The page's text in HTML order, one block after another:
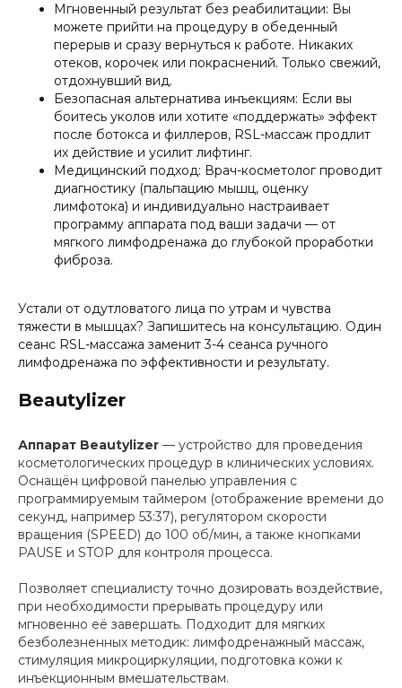
Мгновенный результат без реабилитации: Вы
можете прийти на процедуру в обеденный
перерыв и сразу вернуться к работе. Никаких
отеков, корочек или покраснений. Только свежий,
отдохнувший вид.
Безопасная альтернатива инъекциям: Если вы
боитесь уколов или хотите «поддержать» эффект
после ботокса и филлеров, RSL-массаж продлит
их действие и усилит лифтинг.
Медицинский подход: Врач-косметолог проводит
диагностику (пальпацию мышц, оценку
лимфотока) и индивидуально настраивает
программу аппарата под ваши задачи — от
мягкого лимфодренажа до глубокой проработки
фиброза.
Устали от одутловатого лица по утрам и чувства
тяжести в мышцах? Запишитесь на консультацию. Один
сеанс RSL-массажа заменит 3-4 сеанса ручного
лимфодренажа по эффективности и результату.
Beautylizer
Аппарат Beautylizer — устройство для проведения
косметологических процедур в клинических условиях.
Оснащён цифровой панелью управления с
программируемым таймером (отображение времени до
секунд, например 53:37), регулятором скорости
вращения (SPEED) до 100 об/мин, а также кнопками
PAUSE и STOP для контроля процесса.
Позволяет специалисту точно дозировать воздействие,
при необходимости прерывать процедуру или
мгновенно её завершать. Подходит для мягких
безболезненных методик: лимфодренажный массаж,
стимуляция микроциркуляции, подготовка кожи к
инъекционным вмешательствам.
Другие